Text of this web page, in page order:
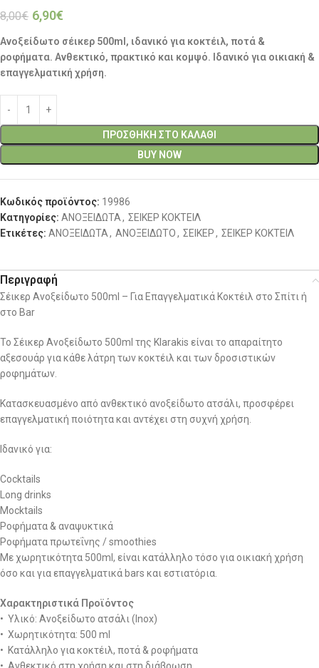
8,00€ 6,90€
Ανοξείδωτο σέικερ 500ml, ιδανικό για κοκτέιλ, ποτά &
ροφήματα. Ανθεκτικό, πρακτικό και κομψό. Ιδανικό για οικιακή &
επαγγελματική χρήση.
ΠΡΟΣΘΉΚΗ ΣΤΟ ΚΑΛΆΘΙ
BUY NOW
Κωδικός προϊόντος: 19986
Κατηγορίες: ΑΝΟΞΕΙΔΩΤΑ, ΣΕΙΚΕΡ ΚΟΚΤΕΙΛ
Ετικέτες: ΑΝΟΞΕΙΔΩΤΑ, ΑΝΟΞΕΙΔΩΤΟ, ΣΕΙΚΕΡ, ΣΕΙΚΕΡ ΚΟΚΤΕΙΛ
Περιγραφή
Σέικερ Ανοξείδωτο 500ml – Για Επαγγελματικά Κοκτέιλ στο Σπίτι ή
στο Bar
Το Σέικερ Ανοξείδωτο 500ml της Klarakis είναι το απαραίτητο
αξεσουάρ για κάθε λάτρη των κοκτέιλ και των δροσιστικών
ροφημάτων.
Κατασκευασμένο από ανθεκτικό ανοξείδωτο ατσάλι, προσφέρει
επαγγελματική ποιότητα και αντέχει στη συχνή χρήση.
Ιδανικό για:
Cocktails
Long drinks
Mocktails
Ροφήματα & αναψυκτικά
Ροφήματα πρωτεΐνης / smoothies
Με χωρητικότητα 500ml, είναι κατάλληλο τόσο για οικιακή χρήση
όσο και για επαγγελματικά bars και εστιατόρια.
Χαρακτηριστικά Προϊόντος
• Υλικό: Ανοξείδωτο ατσάλι (Inox)
• Χωρητικότητα: 500 ml
• Κατάλληλο για κοκτέιλ, ποτά & ροφήματα